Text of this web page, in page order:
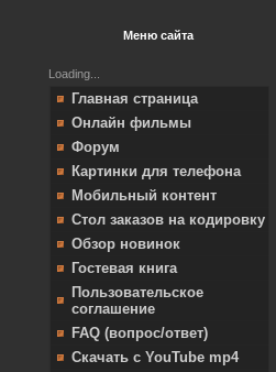
Меню сайта
Loading...
Главная страница
Онлайн фильмы
Форум
Картинки для телефона
Мобильный контент
Стол заказов на кодировку
Обзор новинок
Гостевая книга
Пользовательское
соглашение
FAQ (вопрос/ответ)
Скачать с YouTube mp4